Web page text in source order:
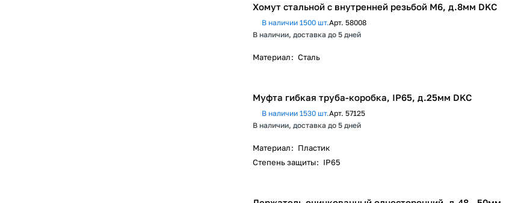
Хомут стальной с внутренней резьбой М6, д.8мм DKC
В наличии 1500 шт.Арт. 58008
В наличии, доставка до 5 дней
Материал: Сталь
Муфта гибкая труба-коробка, IP65, д.25мм DKC
В наличии 1530 шт.Арт. 57125
В наличии, доставка до 5 дней
Материал: Пластик
Степень защиты: IP65